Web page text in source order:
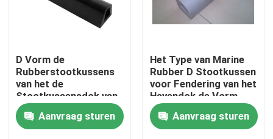
Fabrieksreis
Kwaliteitscontrole
Contacteer ons
Vraag een offerte aan
D Vorm de
Rubberstootkussens
van het de
Stootkussensdok van
Marine Fender Marine
Tugboat/van de Boot
Aanvraag sturen
Het Type van Marine
Rubber D Stootkussen
voor Fendering van het
Havendok de Vorm
Rubberstootkussen
van DAanvraag sturen